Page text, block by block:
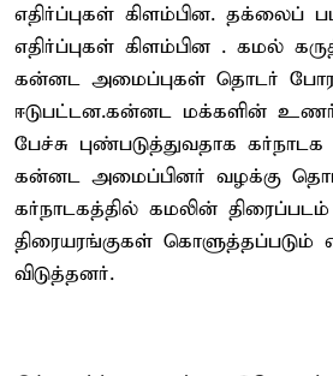
எதிர்ப்புகள் கிளம்பின. தக்லைப்
எதிர்ப்புகள் கிளம்பின . கமல்
கன்னட அமைப்புகள் தொடர்
ஈடுபட்டன.கன்னட மக்களின்
பேச்சு புண்படுத்துவதாக
கன்னட அமைப்பினர் வழக்கு
கர்நாடகத்தில் கமலின் திரைப்படம்
திரையரங்குகள் கொளுத்தப்படும்
விடுத்தனர்.